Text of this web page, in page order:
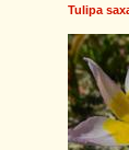
Tulipa